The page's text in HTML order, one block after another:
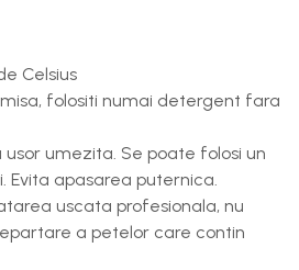
Celsius
folositi numai detergent fara
umezita. Se poate folosi un
Evita apasarea puternica.
uscata profesionala, nu
a petelor care contin